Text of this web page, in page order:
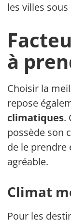
les villes
à
Choisir la
repose
climatiques.
possède son
de le prendre
agréable.
Climat
Pour les